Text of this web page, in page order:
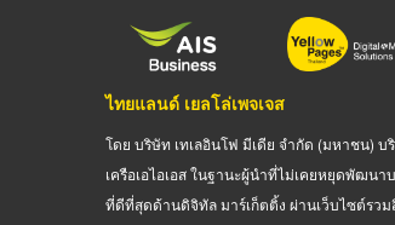
ไทยแลนด์ เยลโล่เพจเจส
โดย บริษัท เทเลอินโฟ มีเดีย จำกัด (มหาชน) บ
เครือเอไอเอส ในฐานะผู้นำที่ไม่เคยหยุดพัฒนา
ที่ดีที่สุดด้านดิจิทัล มาร์เก็ตติ้ง ผ่านเว็บไซต์รว